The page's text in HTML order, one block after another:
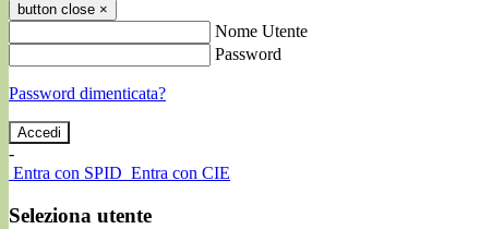
button close ×
Nome Utente
Password
Password dimenticata?
-
Entra con SPID Entra con CIE
Seleziona utente